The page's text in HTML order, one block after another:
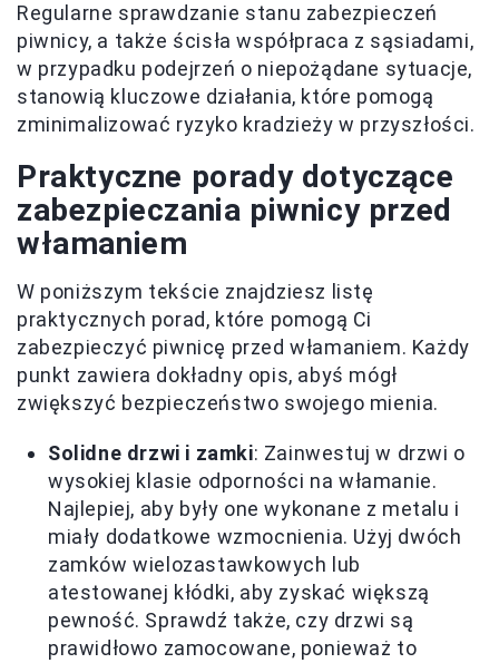
Regularne sprawdzanie stanu zabezpieczeń
piwnicy, a także ścisła współpraca z sąsiadami,
w przypadku podejrzeń o niepożądane sytuacje,
stanowią kluczowe działania, które pomogą
zminimalizować ryzyko kradzieży w przyszłości.
Praktyczne porady dotyczące
zabezpieczania piwnicy przed
włamaniem
W poniższym tekście znajdziesz listę
praktycznych porad, które pomogą Ci
zabezpieczyć piwnicę przed włamaniem. Każdy
punkt zawiera dokładny opis, abyś mógł
zwiększyć bezpieczeństwo swojego mienia.
Solidne drzwi i zamki: Zainwestuj w drzwi o
wysokiej klasie odporności na włamanie.
Najlepiej, aby były one wykonane z metalu i
miały dodatkowe wzmocnienia. Użyj dwóch
zamków wielozastawkowych lub
atestowanej kłódki, aby zyskać większą
pewność. Sprawdź także, czy drzwi są
prawidłowo zamocowane, ponieważ to